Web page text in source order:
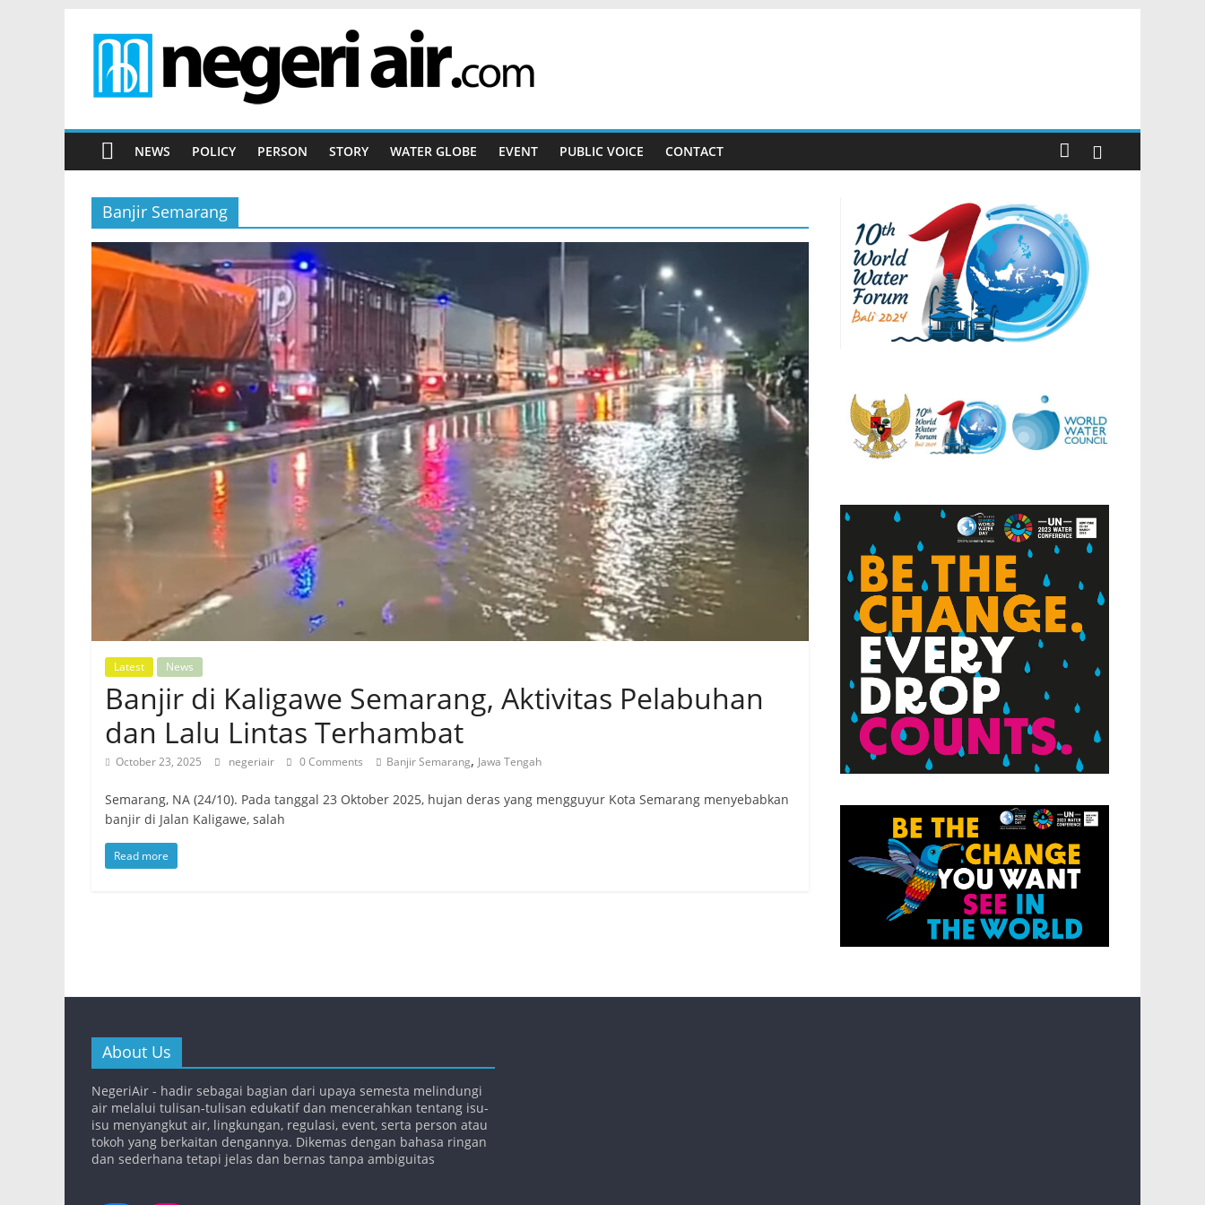
contentNegeri
Air
Portal
Informasi
Dunia
Air
NEWS POLICY PERSON STORY WATER GLOBE EVENT PUBLIC VOICE CONTACT
Banjir Semarang
Latest News
Banjir di Kaligawe Semarang, Aktivitas Pelabuhan
dan Lalu Lintas Terhambat
October 23, 2025 negeriair 0 Comments Banjir Semarang, Jawa Tengah
Semarang, NA (24/10). Pada tanggal 23 Oktober 2025, hujan deras yang mengguyur Kota Semarang menyebabkan
banjir di Jalan Kaligawe, salah
Read more
About Us
NegeriAir - hadir sebagai bagian dari upaya semesta melindungi
air melalui tulisan-tulisan edukatif dan mencerahkan tentang isu-
isu menyangkut air, lingkungan, regulasi, event, serta person atau
tokoh yang berkaitan dengannya. Dikemas dengan bahasa ringan
dan sederhana tetapi jelas dan bernas tanpa ambiguitas